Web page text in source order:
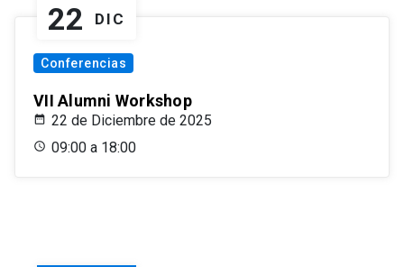
22 DIC
Conferencias
VII Alumni Workshop
22 de Diciembre de 2025
09:00 a 18:00